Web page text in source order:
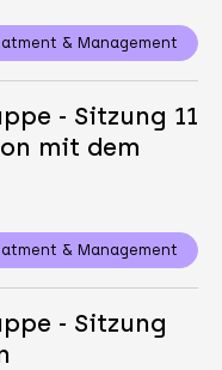
& Management
- Sitzung 11
mit dem
& Management
- Sitzung